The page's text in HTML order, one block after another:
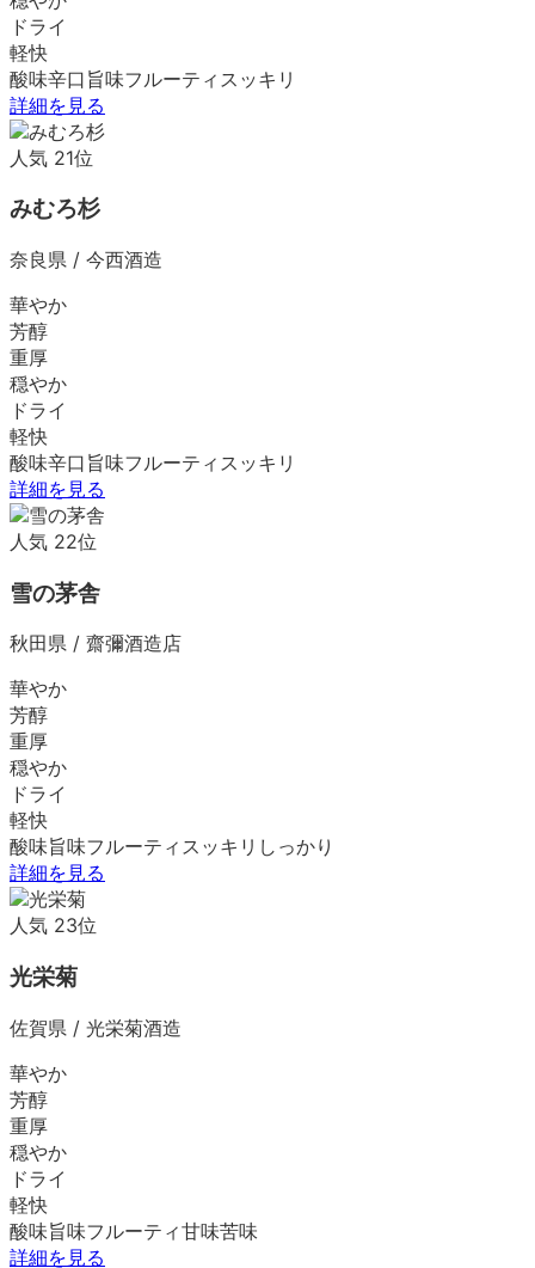
ドライ
軽快
酸味辛口 旨味フルーティ スッキリ
詳細を見る
人気 21位
みむろ杉
奈良県 / 今西酒造
華やか
芳醇
重厚
穏やか
ドライ
軽快
酸味辛口 旨味フルーティ スッキリ
詳細を見る
人気 22位
雪の茅舎
秋田県 / 齋彌酒造店
華やか
芳醇
重厚
穏やか
ドライ
軽快
酸味旨味フルーティ スッキリ しっかり
詳細を見る
人気 23位
光栄菊
佐賀県 / 光栄菊酒造
華やか
芳醇
重厚
穏やか
ドライ
軽快
酸味旨味フルーティ甘味苦味
詳細を見る